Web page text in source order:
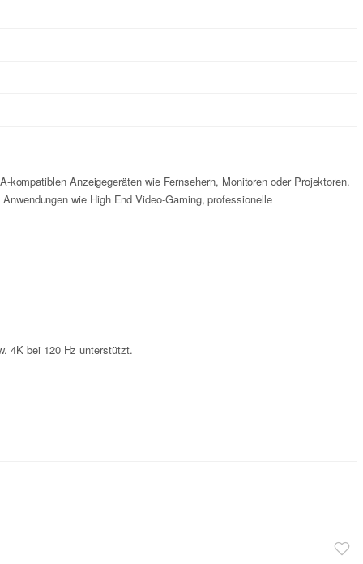
Anzeigegeräten wie Fernsehern, Monitoren oder Projektoren.
wie High End Video-Gaming, professionelle
4K bei 120 Hz unterstützt.